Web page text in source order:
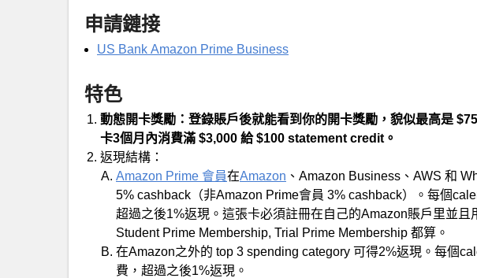
申請鏈接
US Bank Amazon Prime Business
特色
動態開卡獎勵：登錄賬戶後就能看到你的開卡獎勵，貌似最高是
卡3個月內消費滿 $3,000 給 $100 statement credit。
返現結構：
Amazon Prime 會員在Amazon 、Amazon Business、AWS 和
5% cashback（非Amazon Prime會員 3% cashback）。每個
超過之後1%返現。這張卡必須註冊在自己的Amazon賬戶里並且
Student Prime Membership, Trial Prime Membership 都算。
在Amazon之外的 top 3 spending category 可得2%返現。每個
費，超過之後1%返現。